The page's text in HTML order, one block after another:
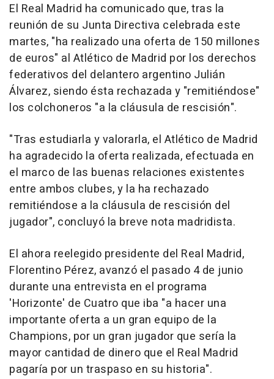
El Real Madrid ha comunicado que, tras la
reunión de su Junta Directiva celebrada este
martes, "ha realizado una oferta de 150 millones
de euros" al Atlético de Madrid por los derechos
federativos del delantero argentino Julián
Álvarez, siendo ésta rechazada y "remitiéndose"
los colchoneros "a la cláusula de rescisión".
"Tras estudiarla y valorarla, el Atlético de Madrid
ha agradecido la oferta realizada, efectuada en
el marco de las buenas relaciones existentes
entre ambos clubes, y la ha rechazado
remitiéndose a la cláusula de rescisión del
jugador", concluyó la breve nota madridista.
El ahora reelegido presidente del Real Madrid,
Florentino Pérez, avanzó el pasado 4 de junio
durante una entrevista en el programa
'Horizonte' de Cuatro que iba "a hacer una
importante oferta a un gran equipo de la
Champions, por un gran jugador que sería la
mayor cantidad de dinero que el Real Madrid
pagaría por un traspaso en su historia".